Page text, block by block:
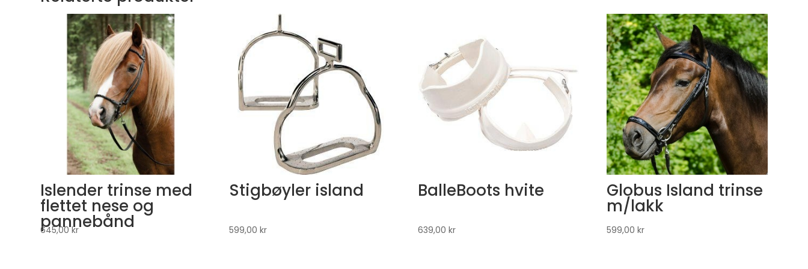
Islender trinse med
flettet nese og
pannebånd
645,00kr
Stigbøyler island
599,00kr
BalleBoots hvite
639,00 kr
Globus Island trinse
m/lakk
599,00 kr